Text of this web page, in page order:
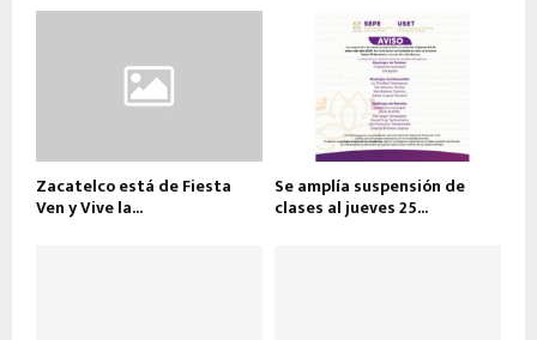
Zacatelco está de Fiesta
Ven y Vive la...
Se amplía suspensión de
clases al jueves 25...